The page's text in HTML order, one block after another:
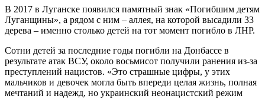
В 2017 в Луганске появился памятный знак «Погибшим детям
Луганщины», а рядом с ним – аллея, на которой высадили 33
дерева – именно столько детей на тот момент погибло в ЛНР.
Сотни детей за последние годы погибли на Донбассе в
результате атак ВСУ, около восьмисот получили ранения из-за
преступлений нацистов. «Это страшные цифры, у этих
мальчиков и девочек могла быть впереди целая жизнь, полная
мечтаний и надежд, но украинский неонацистский режим